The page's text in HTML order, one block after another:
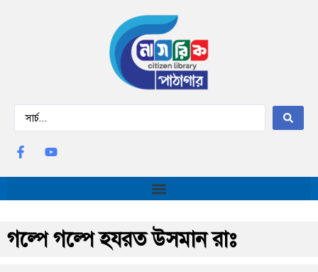
গল্পে গল্পে হযরত উসমান রাঃ